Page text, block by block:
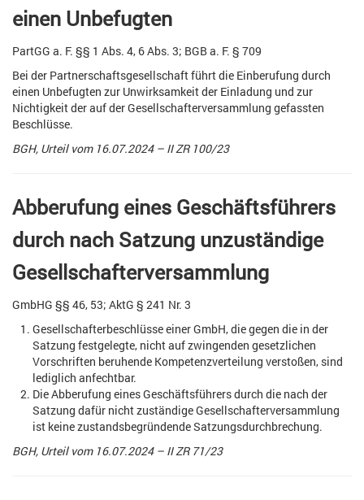
einen Unbefugten
PartGG a. F. §§ 1 Abs. 4, 6 Abs. 3; BGB a. F. § 709
Bei der Partnerschaftsgesellschaft führt die Einberufung durch
einen Unbefugten zur Unwirksamkeit der Einladung und zur
Nichtigkeit der auf der Gesellschafterversammlung gefassten
Beschlüsse.
BGH, Urteil vom 16.07.2024 – II ZR 100/23
Abberufung eines Geschäftsführers
durch nach Satzung unzuständige
Gesellschafterversammlung
GmbHG §§ 46, 53; AktG § 241 Nr. 3
Gesellschafterbeschlüsse einer GmbH, die gegen die in der
Satzung festgelegte, nicht auf zwingenden gesetzlichen
Vorschriften beruhende Kompetenzverteilung verstoßen, sind
lediglich anfechtbar.
Die Abberufung eines Geschäftsführers durch die nach der
Satzung dafür nicht zuständige Gesellschafterversammlung
ist keine zustandsbegründende Satzungsdurchbrechung.
BGH, Urteil vom 16.07.2024 – II ZR 71/23